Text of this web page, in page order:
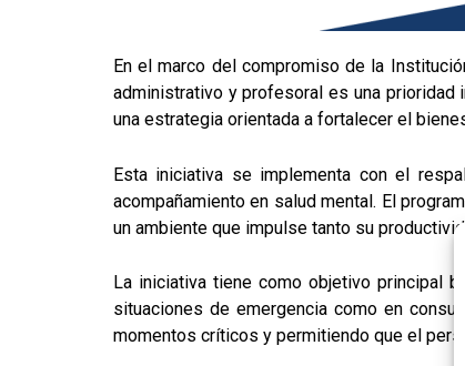
En el marco del compromiso de la
administrativo y profesoral es una prioridad
una estrategia orientada a fortalecer el
Esta iniciativa se implementa con el
acompañamiento en salud mental. El
un ambiente que impulse tanto su
La iniciativa tiene como objetivo principal
situaciones de emergencia como en
momentos críticos y permitiendo que el